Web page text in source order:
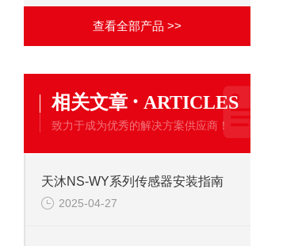
查看全部产品 >>
相关文章 · ARTICLES
致力于成为优秀的解决方案供应商！
天沐NS-WY系列传感器安装指南
2025-04-27